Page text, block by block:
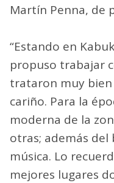
Martín Penna, de
“Estando en
propuso trabajar
trataron muy
cariño. Para la
moderna de la
otras; además
música. Lo
mejores lugares